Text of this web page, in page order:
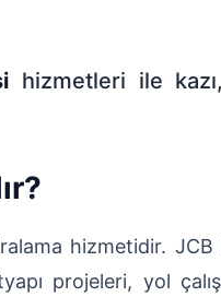
hizmetleri ile
hizmetidir. JCB
projeleri, yol